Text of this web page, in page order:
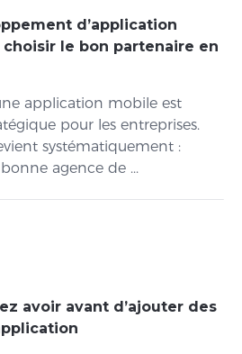
d’application
le bon partenaire en
application mobile est
pour les entreprises.
systématiquement :
agence de ...
avoir avant d’ajouter des